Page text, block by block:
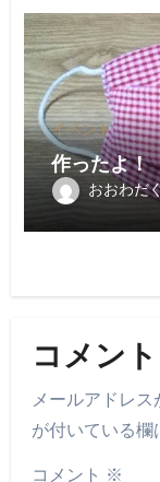
イベント
作ったよ
おおわだ
コメン
メールアドレス
が付いている欄
コメント ※